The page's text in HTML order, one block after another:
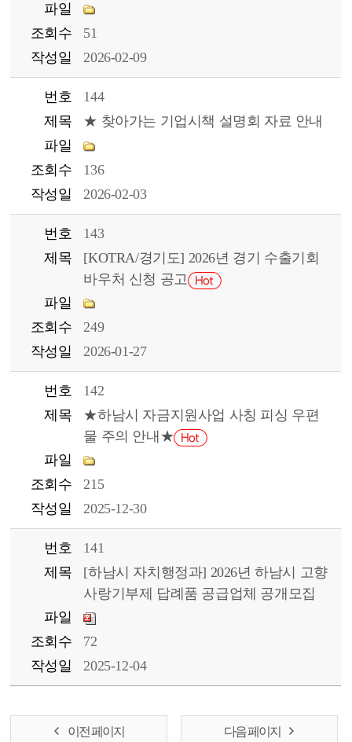
파일
조회수
51
작성일
2026-02-09
번호
144
제목
★ 찾아가는 기업시책 설명회 자료 안내
파일
조회수
136
작성일
2026-02-03
번호
143
제목
[KOTRA/경기도] 2026년 경기 수출기회
바우처 신청 공고
파일
조회수
249
작성일
2026-01-27
번호
142
제목
★하남시 자금지원사업 사칭 피싱 우편
물 주의 안내★
파일
조회수
215
작성일
2025-12-30
번호
141
제목
[하남시 자치행정과] 2026년 하남시 고향
사랑기부제 답례품 공급업체 공개모집
파일
조회수
72
작성일
2025-12-04
이전 페이지 다음 페이지